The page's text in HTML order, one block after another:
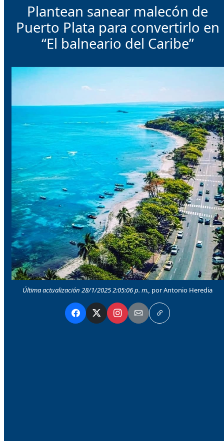
Plantean sanear malecón de
Puerto Plata para convertirlo en
“El balneario del Caribe”
Última actualización 28/1/2025 2:05:06 p. m., por Antonio Heredia